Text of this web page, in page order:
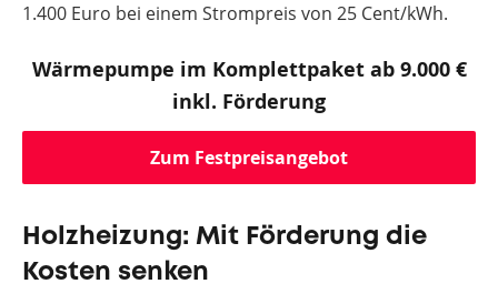
1.400 Euro bei einem Strompreis von 25 Cent/kWh.
Wärmepumpe im Komplettpaket ab 9.000 €
inkl. Förderung
Zum Festpreisangebot
Holzheizung: Mit Förderung die
Kosten senken